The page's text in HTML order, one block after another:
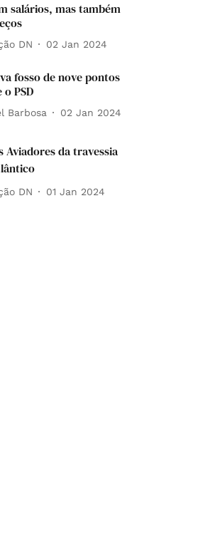
salários, mas também
DN 02 Jan 2024
fosso de nove pontos
PSD
Barbosa 02 Jan 2024
Aviadores da travessia
DN 01 Jan 2024